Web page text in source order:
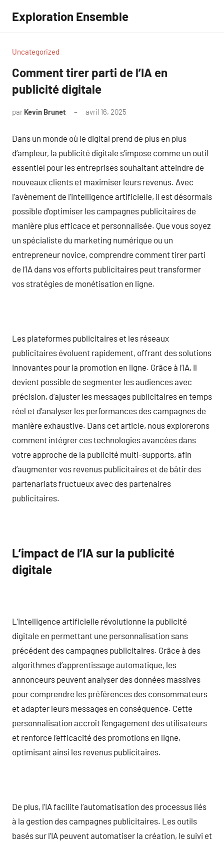
contenu
Exploration Ensemble
Uncategorized
Comment tirer parti de l’IA en
publicité digitale
par Kevin Brunet avril 16, 2025
Dans un monde où le digital prend de plus en plus
d’ampleur, la publicité digitale s’impose comme un outil
essentiel pour les entreprises souhaitant atteindre de
nouveaux clients et maximiser leurs revenus. Avec
l’avènement de l’intelligence artificielle, il est désormais
possible d’optimiser les campagnes publicitaires de
manière plus efficace et personnalisée. Que vous soyez
un spécialiste du marketing numérique ou un
entrepreneur novice, comprendre comment tirer parti
de l’IA dans vos efforts publicitaires peut transformer
vos stratégies de monétisation en ligne.
Les plateformes publicitaires et les réseaux
publicitaires évoluent rapidement, offrant des solutions
innovantes pour la promotion en ligne. Grâce à l’IA, il
devient possible de segmenter les audiences avec
précision, d’ajuster les messages publicitaires en temps
réel et d’analyser les performances des campagnes de
manière exhaustive. Dans cet article, nous explorerons
comment intégrer ces technologies avancées dans
votre approche de la publicité multi-supports, afin
d’augmenter vos revenus publicitaires et de bâtir des
partenariats fructueux avec des partenaires
publicitaires.
L’impact de l’IA sur la publicité
digitale
L’intelligence artificielle révolutionne la publicité
digitale en permettant une personnalisation sans
précédent des campagnes publicitaires. Grâce à des
algorithmes d’apprentissage automatique, les
annonceurs peuvent analyser des données massives
pour comprendre les préférences des consommateurs
et adapter leurs messages en conséquence. Cette
personnalisation accroît l’engagement des utilisateurs
et renforce l’efficacité des promotions en ligne,
optimisant ainsi les revenus publicitaires.
De plus, l’IA facilite l’automatisation des processus liés
à la gestion des campagnes publicitaires. Les outils
basés sur l’IA peuvent automatiser la création, le suivi et